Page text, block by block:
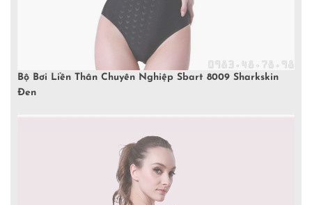
Bộ Bơi Liền Thân Chuyên Nghiệp Sbart 8009 Sharkskin
Đen